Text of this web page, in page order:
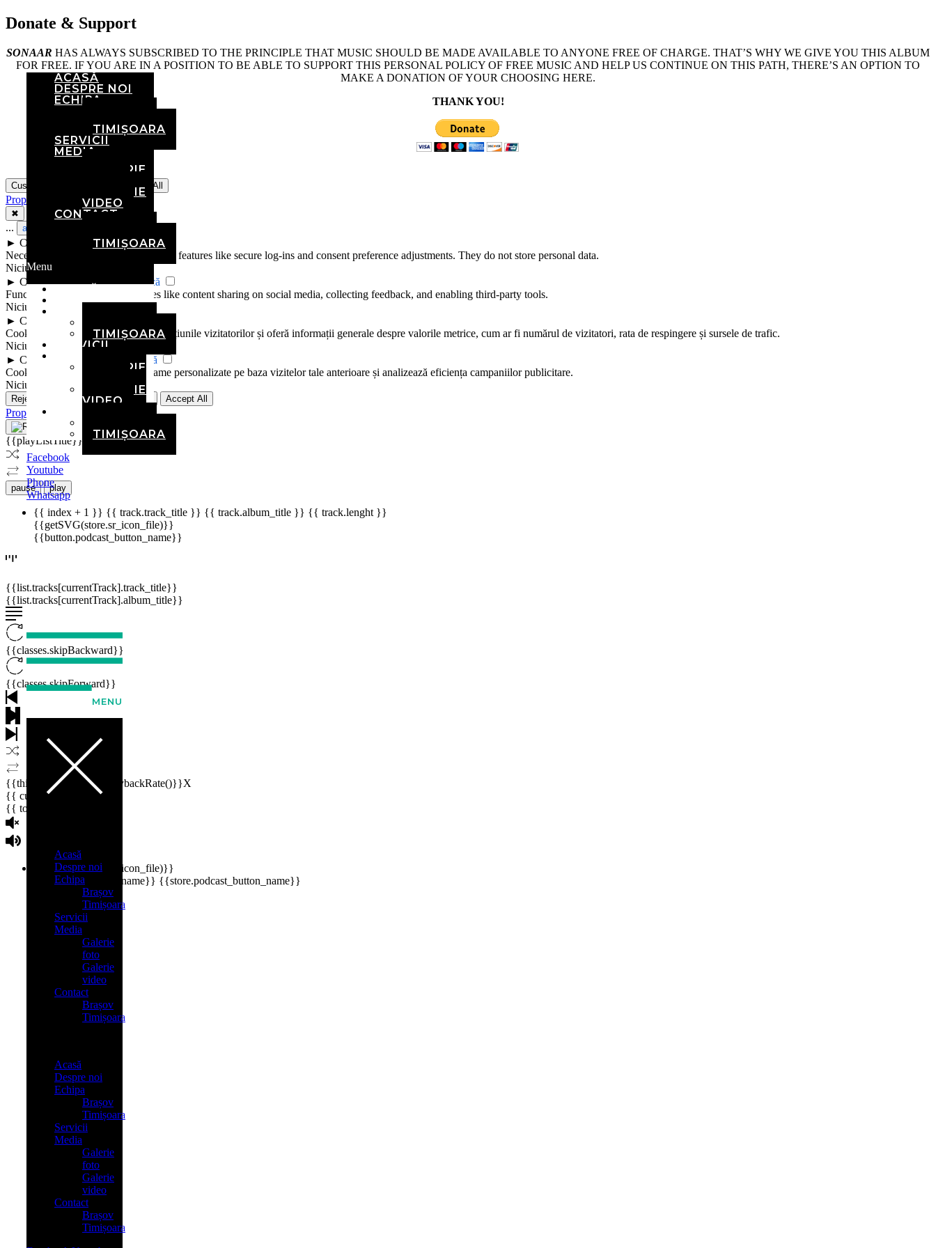
ACASĂ
DESPRE NOI
ECHIPA
TIMIȘOARA
SERVICII
MEDIA
GALERIE
GALERIE
VIDEO
CONTACT
TIMIȘOARA
Menu
DESPRE NOI
TIMIȘOARA
SERVICII
GALERIE
GALERIE
VIDEO
TIMIȘOARA
Facebook
Youtube
Phone
Whatsapp
MENU
Acasă
Despre noi
Echipa
Brașov
Timișoara
Servicii
Media
Galerie
foto
Galerie
video
Contact
Brașov
Timișoara
Acasă
Despre noi
Echipa
Brașov
Timișoara
Servicii
Media
Galerie
foto
Galerie
video
Contact
Brașov
Timișoara
Donate & Support
SONAAR HAS ALWAYS SUBSCRIBED TO THE PRINCIPLE THAT MUSIC SHOULD BE MADE AVAILABLE TO ANYONE FREE OF CHARGE. THAT’S WHY WE GIVE YOU THIS ALBUM
FOR FREE. IF YOU ARE IN A POSITION TO BE ABLE TO SUPPORT THIS PERSONAL POLICY OF FREE MUSIC AND HELP US CONTINUE ON THIS PATH, THERE’S AN OPTION TO
MAKE A DONATION OF YOUR CHOOSING HERE.
THANK YOU!
Customize Accept All
Propulsat de
✖
... arată mai mult
► Cookie-uri necesare Standard
Necessary cookies enable essential site features like secure log-ins and consent preference adjustments. They do not store personal data.
Niciunul
► Cookie-uri funcționale Remarcă
Functional cookies support features like content sharing on social media, collecting feedback, and enabling third-party tools.
Niciunul
► Cookie-uri analitice
Cookie-urile analitice urmăresc interacțiunile vizitatorilor și oferă informații generale despre valorile metrice, cum ar fi numărul de vizitatori, rata de respingere și sursele de trafic.
Niciunul
► Cookie-uri publicitare
Remarcă
Cookie-urile publicitare oferă reclame personalizate pe baza vizitelor tale anterioare și analizează eficiența campaniilor publicitare.
Niciunul
Reject All Save My Preferences Accept All
Propulsat de
{{playListTitle}}
pause play
{{ index + 1 }} {{ track.track_title }} {{ track.album_title }} {{ track.lenght }}
{{getSVG(store.sr_icon_file)}}
{{button.podcast_button_name}}
{{list.tracks[currentTrack].track_title}}
{{list.tracks[currentTrack].album_title}}
{{classes.skipBackward}}
{{classes.skipForward}}
{{this.mediaPlayer.getPlaybackRate()}}X
{{ currentTime }}
{{ totalTime }}
{{getSVG(store.sr_icon_file)}}
{{store.song_store_name}} {{store.podcast_button_name}}